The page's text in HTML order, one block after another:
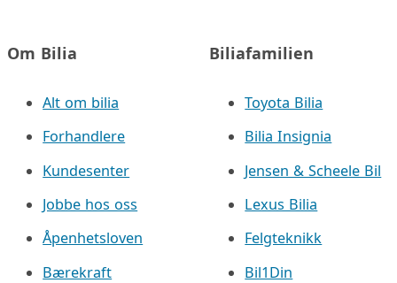
Om Bilia
Alt om bilia
Forhandlere
Kundesenter
Jobbe hos oss
Åpenhetsloven
Bærekraft
Biliafamilien
Toyota Bilia
Bilia Insignia
Jensen & Scheele Bil
Lexus Bilia
Felgteknikk
Bil1Din